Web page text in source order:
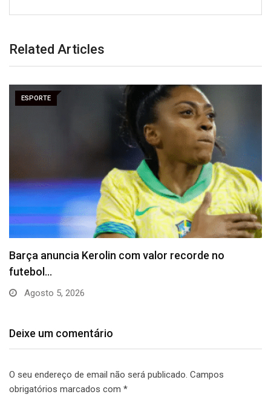
Related Articles
ESPORTE
Vitória puxa histórico de Abel e questiona
declaração…
Julho 31, 2026
Deixe um comentário
O seu endereço de email não será publicado. Campos
obrigatórios marcados com *